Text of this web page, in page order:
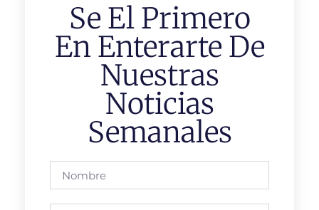
Se El Primero
En Enterarte De
Nuestras
Noticias
Semanales